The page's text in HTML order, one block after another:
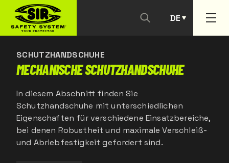
DE
PT
SCHUTZHANDSCHUHE
MECHANISCHE SCHUTZHANDSCHUHE
In diesem Abschnitt finden Sie
Schutzhandschuhe mit unterschiedlichen
Eigenschaften für verschiedene Einsatzbereiche,
bei denen Robustheit und maximale Verschleiß-
und Abriebfestigkeit gefordert sind.
KONTAKTIEREN SIE UNS